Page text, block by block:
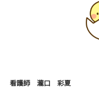
看護師 瀧口 彩夏